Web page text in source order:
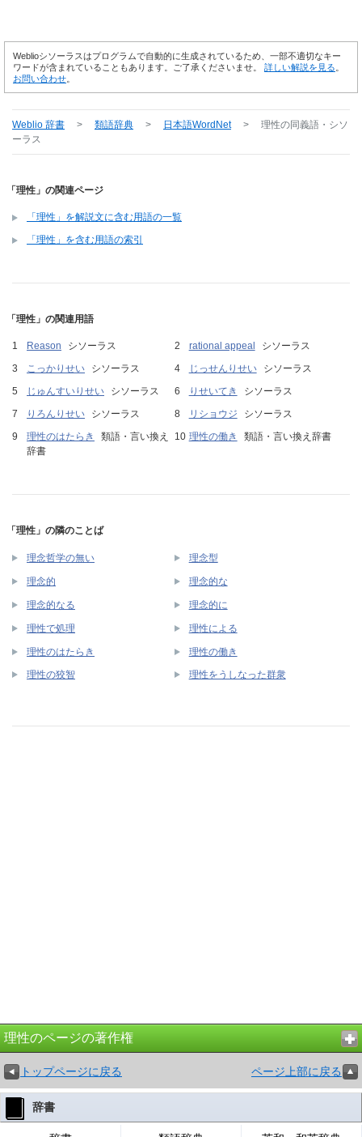
Weblioシソーラスはプログラムで自動的に生成されているため、一部不適切なキー
ワードが含まれていることもあります。ご了承くださいませ。 詳しい解説を見る。
お問い合わせ。
Weblio 辞書 > 類語辞典 > 日本語WordNet > 理性の同義語・シソ
ーラス
「理性」の関連ページ
「理性」を解説文に含む用語の一覧
「理性」を含む用語の索引
「理性」の関連用語
Reason シソーラス rational appeal
シソーラス
こっかりせい
シソーラス じっせんりせい
シソーラス
じゅんすいりせい
シソーラス りせいてき
シソーラス
りろんりせい
シソーラス リショウジ
シソーラス
理性のはたらき
類語・言い換え
辞書
理性の働き 類語・言い換え辞書
「理性」の隣のことば
理念哲学の無い 理念型
理念的 理念的な
理念的なる 理念的に
理性で処理 理性による
理性のはたらき 理性の働き
理性の狡智 理性をうしなった群衆
理性のページの著作権
トップページに戻る ページ上部に戻る
辞書